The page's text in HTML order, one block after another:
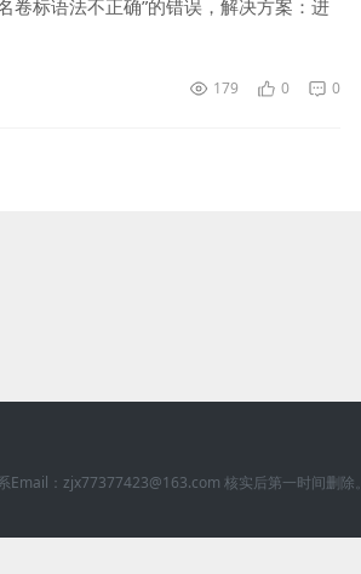
标语法不正确”的错误，解决方案：进
179 0 0
：zjx77377423@163.com 核实后第一时间删除。